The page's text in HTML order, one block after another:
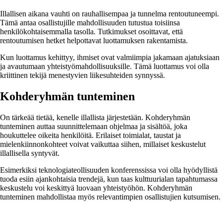
Illallisen aikana vauhti on rauhallisempaa ja tunnelma rentoutuneempi.
Tämä antaa osallistujille mahdollisuuden tutustua toisiinsa
henkilökohtaisemmalla tasolla. Tutkimukset osoittavat, että
rentoutumisen hetket helpottavat luottamuksen rakentamista.
Kun luottamus kehittyy, ihmiset ovat valmiimpia jakamaan ajatuksiaan
ja avautumaan yhteistyömahdollisuuksille. Tämä luottamus voi olla
kriittinen tekijä menestyvien liikesuhteiden synnyssä.
Kohderyhmän tunteminen
On tärkeää tietää, kenelle illallista järjestetään. Kohderyhmän
tunteminen auttaa suunnittelemaan ohjelmaa ja sisältöä, joka
houkuttelee oikeita henkilöitä. Erilaiset toimialat, taustat ja
mielenkiinnonkohteet voivat vaikuttaa siihen, millaiset keskustelut
illallisella syntyvät.
Esimerkiksi teknologiateollisuuden konferenssissa voi olla hyödyllistä
tuoda esiin ajankohtaisia trendejä, kun taas kulttuurialan tapahtumassa
keskustelu voi keskittyä luovaan yhteistyöhön. Kohderyhmän
tunteminen mahdollistaa myös relevantimpien osallistujien kutsumisen.